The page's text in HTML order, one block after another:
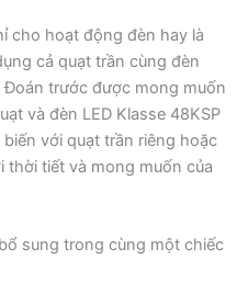
cho hoạt động đèn hay là
cả quạt trần cùng đèn
trước được mong muốn
và đèn LED Klasse 48KSP
với quạt trần riêng hoặc
thời tiết và mong muốn của
sung trong cùng một chiếc